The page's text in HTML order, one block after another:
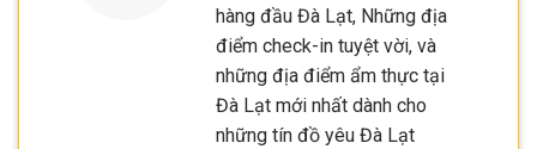
hàng đầu Đà Lạt, Những địa
điểm check-in tuyệt vời, và
những địa điểm ẩm thực tại
Đà Lạt mới nhất dành cho
những tín đồ yêu Đà Lạt